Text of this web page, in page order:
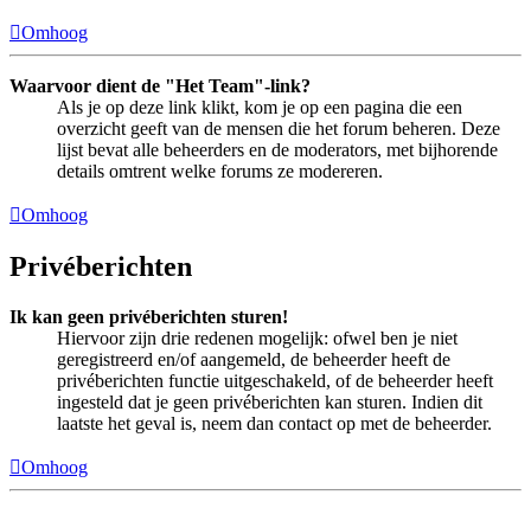
Omhoog
Waarvoor dient de "Het Team"-link?
Als je op deze link klikt, kom je op een pagina die een
overzicht geeft van de mensen die het forum beheren. Deze
lijst bevat alle beheerders en de moderators, met bijhorende
details omtrent welke forums ze modereren.
Omhoog
Privéberichten
Ik kan geen privéberichten sturen!
Hiervoor zijn drie redenen mogelijk: ofwel ben je niet
geregistreerd en/of aangemeld, de beheerder heeft de
privéberichten functie uitgeschakeld, of de beheerder heeft
ingesteld dat je geen privéberichten kan sturen. Indien dit
laatste het geval is, neem dan contact op met de beheerder.
Omhoog